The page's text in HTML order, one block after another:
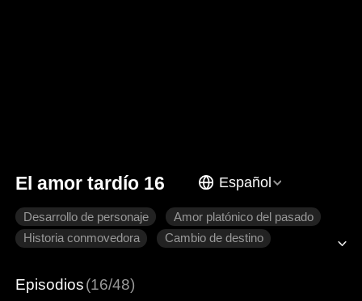
El amor tardío 16 Español
Desarrollo de personaje
Amor platónico del pasado
Historia conmovedora
Cambio de destino
Episodios(16/48)